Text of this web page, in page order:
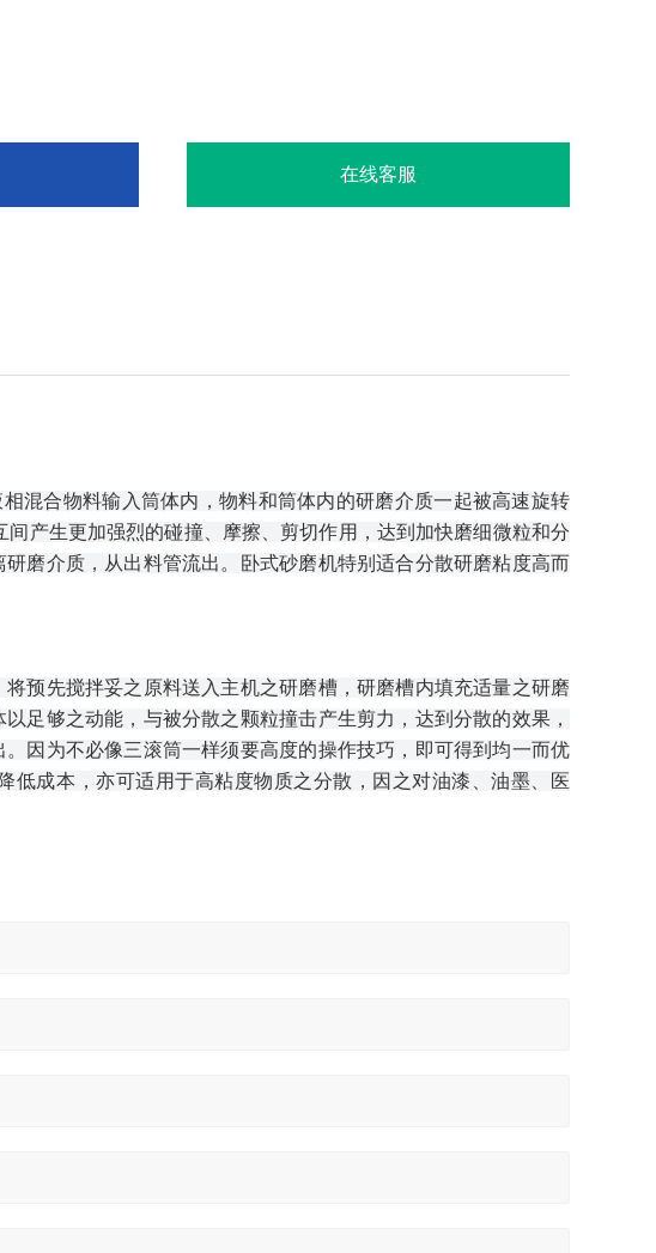
在线客服
混合物料输入筒体内，物料和筒体内的研磨介质一起被高速旋转
产生更加强烈的碰撞、摩擦、剪切作用，达到加快磨细微粒和分
磨介质，从出料管流出。卧式砂磨机特别适合分散研磨粘度高而
预先搅拌妥之原料送入主机之研磨槽，研磨槽内填充适量之研磨
以 足够之动能，与被分散之颗粒撞击产生剪力，达到分散的效果，
因为不必像三滚筒一样须要高度的操作技巧，即可得到均一而优
低成本，亦可适用于高粘度物质之分散，因之对油漆、油墨、医